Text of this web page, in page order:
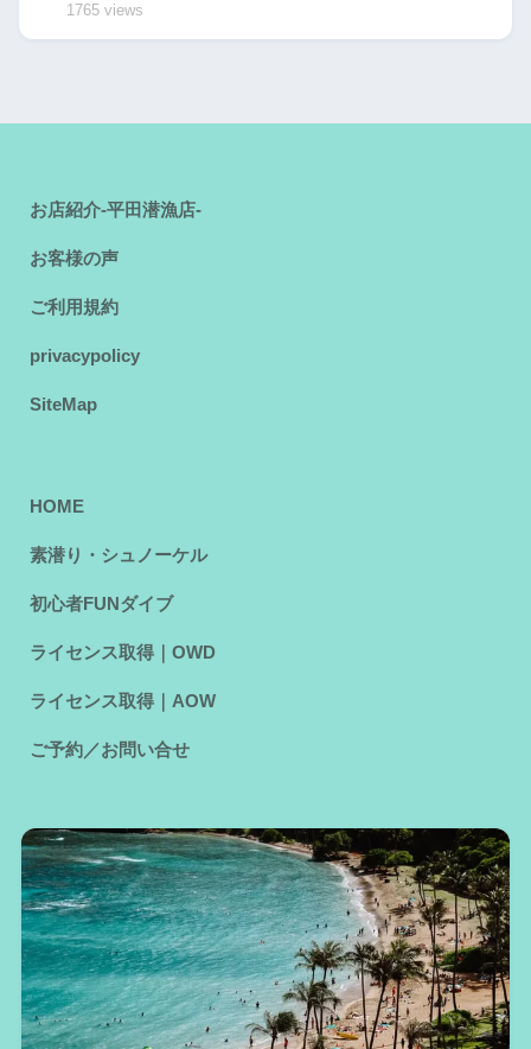
1765 views
お店紹介-平田潜漁店-
お客様の声
ご利用規約
privacypolicy
SiteMap
HOME
素潜り・シュノーケル
初心者FUNダイブ
ライセンス取得｜OWD
ライセンス取得｜AOW
ご予約／お問い合せ